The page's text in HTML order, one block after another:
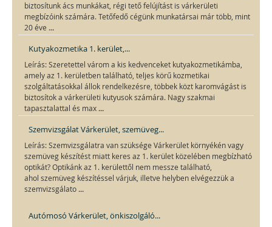
biztosítunk ács munkákat, régi tető felújítást is várkerületi
megbízóink számára. Tetőfedő cégünk munkatársai már több, mint
20 éve ...
Kutyakozmetika 1. kerület,...
Leírás: Szeretettel várom a kis kedvenceket kutyakozmetikámba,
amely az 1. kerületben található, teljes körű kozmetikai
szolgáltatásokkal állok rendelkezésre, többek közt karomvágást is
biztosítok a várkerületi kutyusok számára. Nagy szakmai
tapasztalattal és max ...
Szemvizsgálat Várkerület, szemüveg...
Leírás: Szemvizsgálatra van szüksége Várkerület környékén vagy
szemüveg készítést miatt keres az 1. kerület közelében megbízható
optikát? Optikánk az 1. kerülettől nem messze található,
ahol szemüveg készítéssel várjuk, illetve helyben elvégezzük a
szemvizsgálato ...
Autómosó Várkerület, önkiszolgáló...